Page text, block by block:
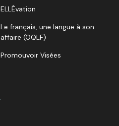
ELLÉvation
Le français, une langue à son
affaire (OQLF)
Promouvoir Visées